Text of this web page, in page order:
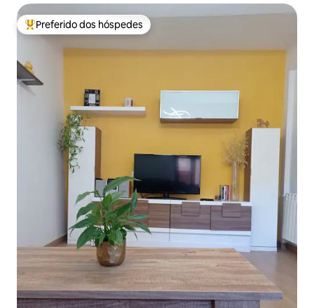
Entre os melhores preferidos dos hóspedes
Preferido dos hóspedes